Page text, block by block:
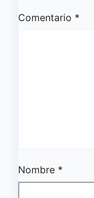
Comentario *
Nombre *